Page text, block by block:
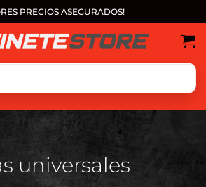
PRECIOS ASEGURADOS!
universales